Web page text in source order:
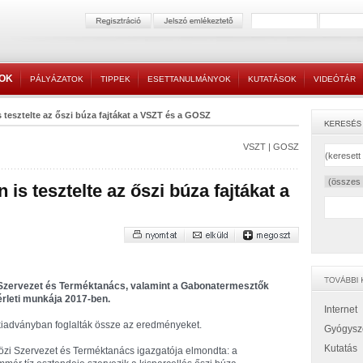
PÁLYÁZATOK TIPPEK ESETTANULMÁNYOK KUTATÁSOK VIDEÓTÁR
tesztelte az őszi búza fajtákat a VSZT és a GOSZ
VSZT | GOSZ
is tesztelte az őszi búza fajtákat a
és Terméktanács, valamint a Gabonatermesztők
munkája 2017-ben.
foglalták össze az eredményeket.
Szervezet és Terméktanács igazgatója elmondta: a
Internet
Kutatás